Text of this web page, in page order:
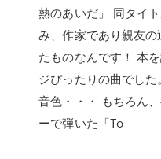
熱のあいだ」 同タイ
み、作家であり親友
たものなんです！ 本
ジぴったりの曲でし
音色・・・ もちろん
ーで弾いた「To